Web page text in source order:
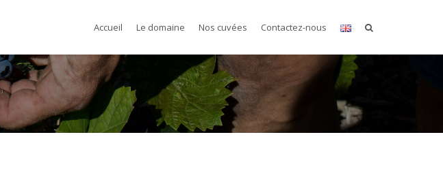
Accueil Le domaine Nos cuvées Contactez-nous